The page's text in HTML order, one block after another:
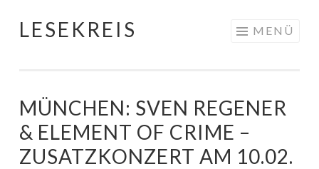
Springe
LESEKREIS MENÜ
MÜNCHEN: SVEN REGENER
& ELEMENT OF CRIME –
ZUSATZKONZERT AM 10.02.